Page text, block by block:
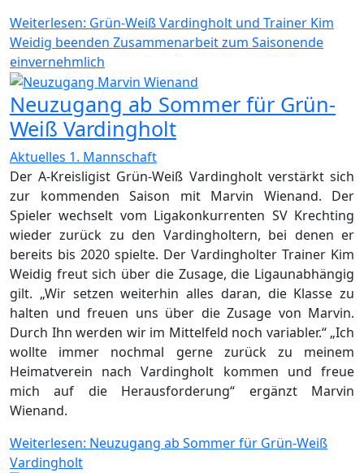
Weiterlesen: Grün-Weiß Vardingholt und Trainer Kim
Weidig beenden Zusammenarbeit zum Saisonende
einvernehmlich
Neuzugang ab Sommer für Grün-
Weiß Vardingholt
Aktuelles 1. Mannschaft
Der A-Kreisligist Grün-Weiß Vardingholt verstärkt sich
zur kommenden Saison mit Marvin Wienand. Der
Spieler wechselt vom Ligakonkurrenten SV Krechting
wieder zurück zu den Vardingholtern, bei denen er
bereits bis 2020 spielte. Der Vardingholter Trainer Kim
Weidig freut sich über die Zusage, die Ligaunabhängig
gilt. „Wir setzen weiterhin alles daran, die Klasse zu
halten und freuen uns über die Zusage von Marvin.
Durch Ihn werden wir im Mittelfeld noch variabler.“ „Ich
wollte immer nochmal gerne zurück zu meinem
Heimatverein nach Vardingholt kommen und freue
mich auf die Herausforderung“ ergänzt Marvin
Wienand.
Weiterlesen: Neuzugang ab Sommer für Grün-Weiß
Vardingholt